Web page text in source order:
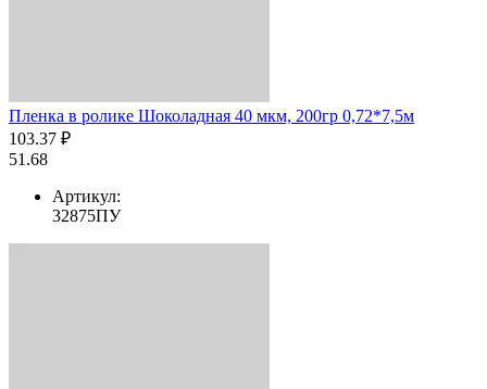
Пленка в ролике Шоколадная 40 мкм, 200гр 0,72*7,5м
103.37 ₽
51.68
Артикул:
32875ПУ